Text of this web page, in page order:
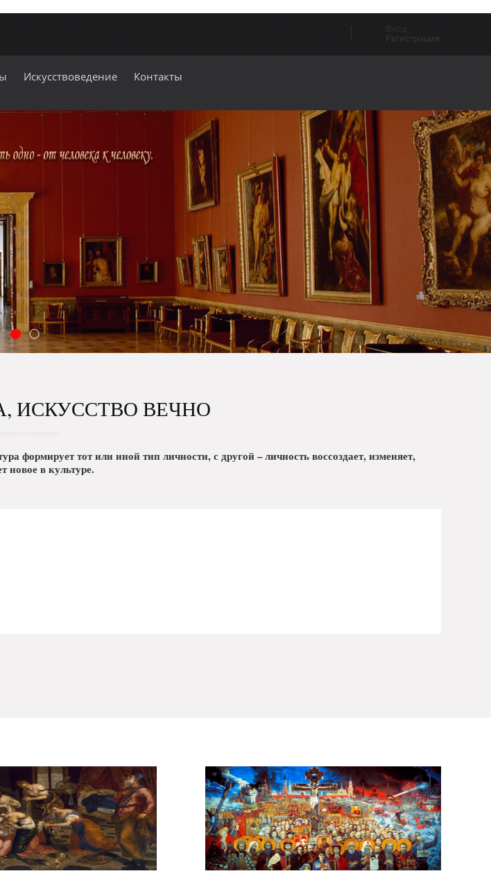
Вход
Регистрация
Искусствоведение Контакты
ИСКУССТВО ВЕЧНО
формирует тот или иной тип личности, с другой – личность воссоздает, изменяет,
новое в культуре.